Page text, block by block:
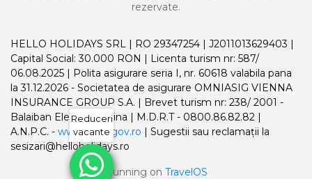
rezervate.
HELLO HOLIDAYS SRL | RO 29347254 | J2011013629403 |
Capital Social: 30.000 RON | Licenta turism nr: 587/
06.08.2025 | Polita asigurare seria I, nr. 60618 valabila pana
la 31.12.2026 - Societatea de asigurare OMNIASIG VIENNA
INSURANCE GROUP S.A. | Brevet turism nr: 238/ 2001 -
Balaiban Elena Madalina | M.D.R.T - 0800.86.82.82 |
A.N.P.C. - www.anpc.gov.ro | Sugestii sau reclamații la
sesizari@helloholidays.ro
Running on TravelOS
Reduceri
vacante